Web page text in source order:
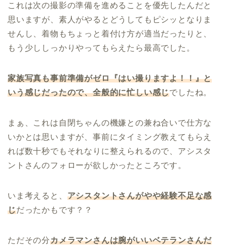
これは次の撮影の準備を進めることを優先したんだと
思いますが、素人がやるとどうしてもピシッとなりま
せんし、着物もちょっと着付け方が適当だったりと、
もう少ししっかりやってもらえたら最高でした。
家族写真も事前準備がゼロ『はい撮りますよ！！』と
いう感じだったので、全般的に忙しい感じでしたね。
まぁ、これは自閉ちゃんの機嫌との兼ね合いで仕方な
いかとは思いますが、事前にタイミング教えてもらえ
れば数十秒でもそれなりに整えられるので、アシスタ
ントさんのフォローが欲しかったところです。
いま考えると、 アシスタントさんがやや経験不足な感
じだったかもです？？
ただその分カメラマンさんは腕がいいベテランさんだ